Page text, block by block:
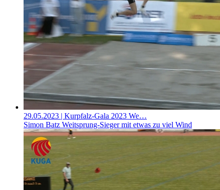
29.05.2023 | Kurpfalz-Gala 2023 We…
Simon Batz Weitsprung-Sieger mit etwas zu viel Wind